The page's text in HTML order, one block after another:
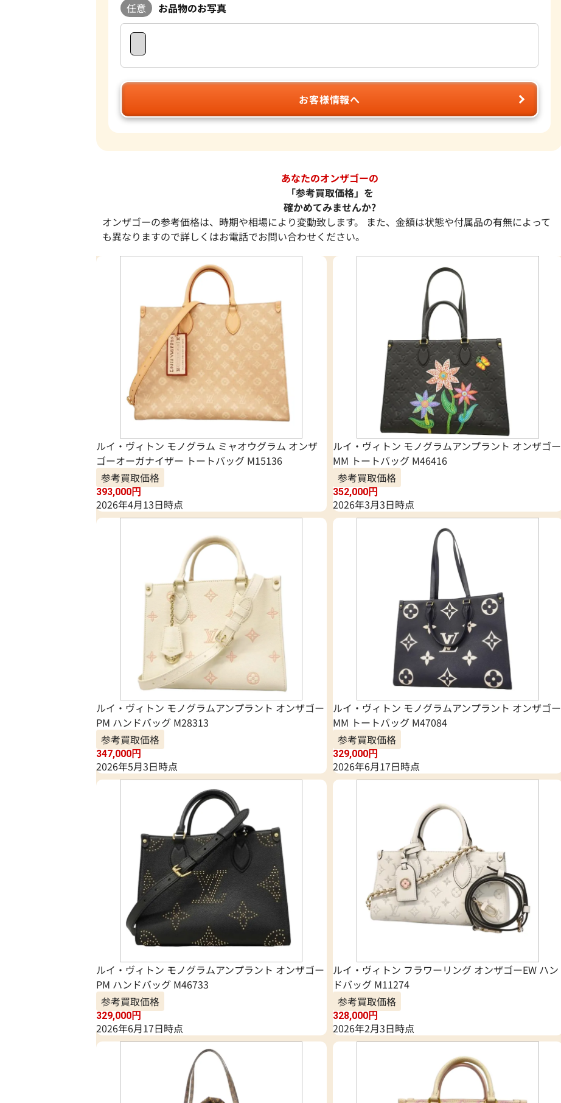
任意 お品物のお写真
お客様情報へ
あなたのオンザゴーの
「参考買取価格」を
確かめてみませんか?
オンザゴーの参考価格は、時期や相場により変動致します。 また、金額は状態や付属品の有無によって
も異なりますので詳しくはお電話でお問い合わせください。
ルイ・ヴィトン モノグラム ミャオウグラム オンザ
ゴーオーガナイザー トートバッグ M15136
参考買取価格
393,000円
2026年4月13日時点
ルイ・ヴィトン モノグラムアンプラント オンザゴー
MM トートバッグ M46416
参考買取価格
352,000円
2026年3月3日時点
ルイ・ヴィトン モノグラムアンプラント オンザゴー
PM ハンドバッグ M28313
参考買取価格
347,000円
2026年5月3日時点
ルイ・ヴィトン モノグラムアンプラント オンザゴー
MM トートバッグ M47084
参考買取価格
329,000円
2026年6月17日時点
ルイ・ヴィトン モノグラムアンプラント オンザゴー
PM ハンドバッグ M46733
参考買取価格
329,000円
2026年6月17日時点
ルイ・ヴィトン フラワーリング オンザゴーEW ハン
ドバッグ M11274
参考買取価格
328,000円
2026年2月3日時点